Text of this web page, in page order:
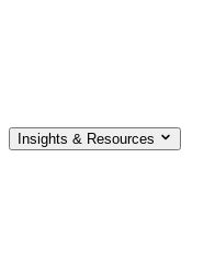
Insights & Resources